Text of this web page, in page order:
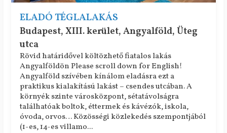
ELADÓ TÉGLALAKÁS
Budapest, XIII. kerület, Angyalföld, Üteg
utca
Rövid határidővel költözhető fiatalos lakás
Angyalföldön Please scroll down for English!
Angyalföld szívében kínálom eladásra ezt a
praktikus kialakítású lakást – csendes utcában. A
környék szinte városközpont, sétatávolságra
találhatóak boltok, éttermek és kávézók, iskola,
óvoda, orvos… Közösségi közlekedés szempontjából
(1-es, 14-es villamo...